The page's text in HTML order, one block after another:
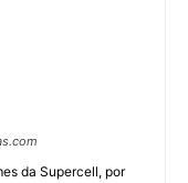
da Supercell, por